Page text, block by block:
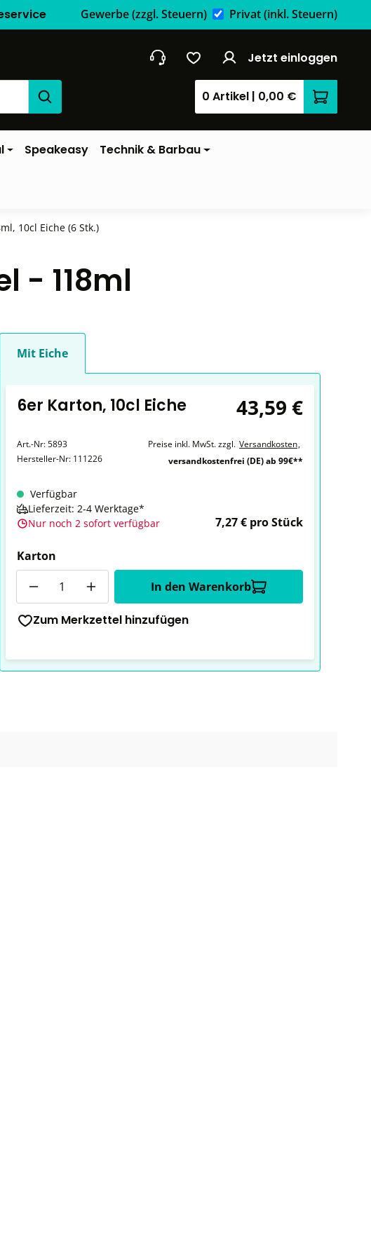
Gewerbe(zzgl. Steuern) Privat(inkl. Steuern)
Jetzt einloggen
0 Artikel | 0,00 €
Speakeasy Technik & Barbau
10cl Eiche (6 Stk.)
- 118ml
Mit Eiche
6er Karton, 10cl Eiche 43,59 €
Art.-Nr:5893
Hersteller-Nr: 111226
Preise inkl. MwSt. zzgl. Versandkosten,
versandkostenfrei (DE) ab 99€**
Verfügbar
Lieferzeit: 2-4 Werktage*
Nur noch 2 sofort verfügbar
7,27 € pro Stück
Karton
In den Warenkorb
Zum Merkzettel hinzufügen